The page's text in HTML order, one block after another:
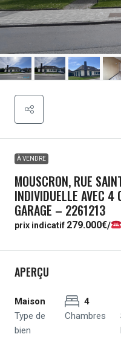
À VENDRE
MOUSCRON, RUE
INDIVIDUELLE AVEC 4
GARAGE – 2261213
prix indicatif 279.000€/
APERÇU
Maison
Type de
bien
4
Chambres